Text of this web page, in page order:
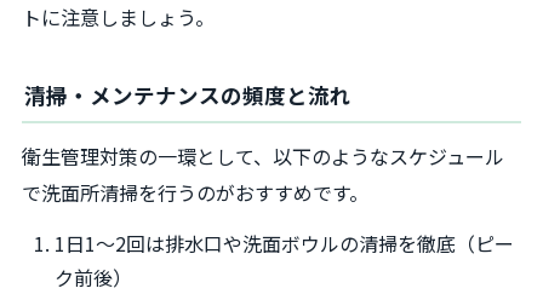
トに注意しましょう。
清掃・メンテナンスの頻度と流れ
衛生管理対策の一環として、以下のようなスケジュール
で洗面所清掃を行うのがおすすめです。
1日1～2回は排水口や洗面ボウルの清掃を徹底（ピー
ク前後）